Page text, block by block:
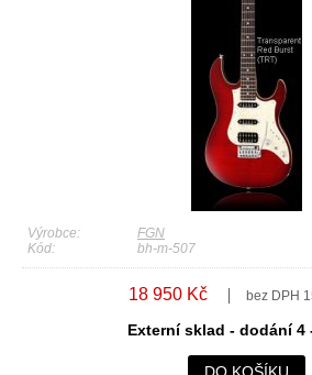
Výrobce:
FGN
Kód:
bh-m-507
18 950 Kč bez DPH
Externí sklad - dodání 4